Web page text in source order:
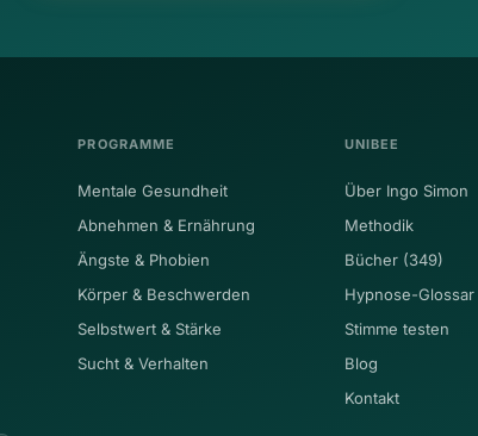
PROGRAMME
Mentale Gesundheit
Abnehmen & Ernährung
Ängste & Phobien
Körper & Beschwerden
Selbstwert & Stärke
Sucht & Verhalten
UNIBEE
Über Ingo Simon
Methodik
Bücher (349)
Hypnose-Glossar
Stimme testen
Blog
Kontakt